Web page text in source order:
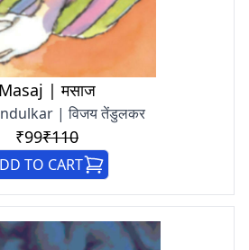
Masaj | मसाज
| विजय तेंडुलकर
₹99₹110
TO CART